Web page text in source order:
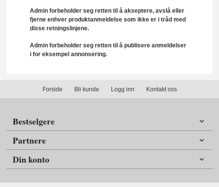
Admin forbeholder seg retten til å akseptere, avslå eller
fjerne enhver produktanmeldelse som ikke er i tråd med
disse retningslinjene.
Admin forbeholder seg retten til å publisere anmeldelser
i for eksempel annonsering.
Forside Bli kunde Logg inn Kontakt oss
Bestselgere
Partnere
Din konto